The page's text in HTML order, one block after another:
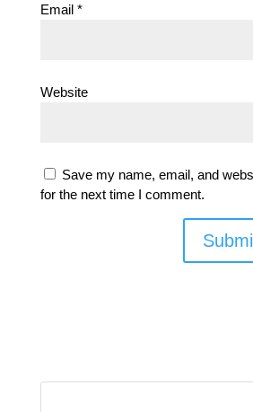
Email *
Website
Save my name, email, and
for the next time I comment.